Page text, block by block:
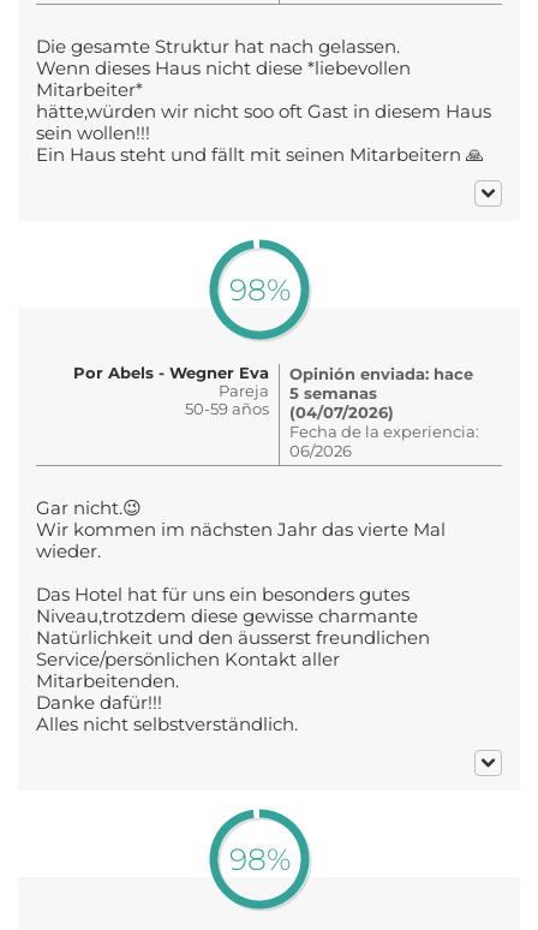
Die gesamte Struktur hat nach gelassen.
Wenn dieses Haus nicht diese *liebevollen
Mitarbeiter*
hätte,würden wir nicht soo oft Gast in diesem Haus
sein wollen!!!
Ein Haus steht und fällt mit seinen Mitarbeitern 🙏
98%
Por Abels - Wegner Eva
Pareja
50-59 años
Opinión enviada: hace
5 semanas
(04/07/2026)
Fecha de la experiencia:
06/2026
Gar nicht.😉
Wir kommen im nächsten Jahr das vierte Mal
wieder.
Das Hotel hat für uns ein besonders gutes
Niveau,trotzdem diese gewisse charmante
Natürlichkeit und den äusserst freundlichen
Service/persönlichen Kontakt aller
Mitarbeitenden.
Danke dafür!!!
Alles nicht selbstverständlich.
98%